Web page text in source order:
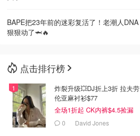
BAPE把23年前的迷彩复活了！老潮人DNA
狠狠动了🦈🔥
点击排行榜
炸裂升级💥DJ折上3折 拉夫劳
伦亚麻衬衫$77
全场1折起 CK内裤$4.5捡漏
0 David Jones